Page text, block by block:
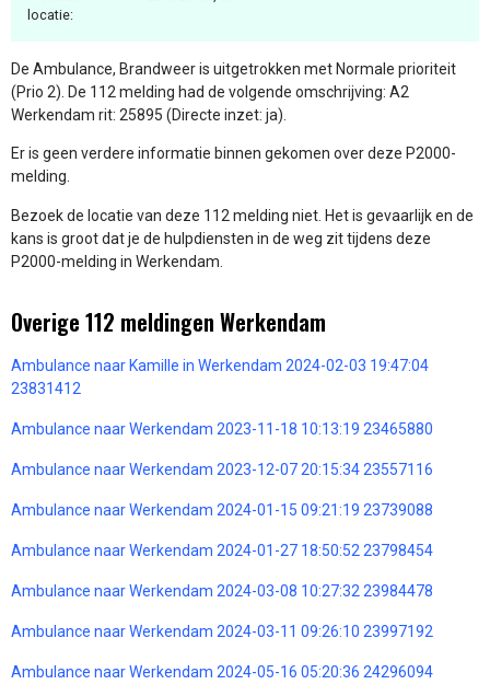
locatie:
De Ambulance, Brandweer is uitgetrokken met Normale prioriteit
(Prio 2). De 112 melding had de volgende omschrijving: A2
Werkendam rit: 25895 (Directe inzet: ja).
Er is geen verdere informatie binnen gekomen over deze P2000-
melding.
Bezoek de locatie van deze 112 melding niet. Het is gevaarlijk en de
kans is groot dat je de hulpdiensten in de weg zit tijdens deze
P2000-melding in Werkendam.
Overige 112 meldingen Werkendam
Ambulance naar Kamille in Werkendam 2024-02-03 19:47:04
23831412
Ambulance naar Werkendam 2023-11-18 10:13:19 23465880
Ambulance naar Werkendam 2023-12-07 20:15:34 23557116
Ambulance naar Werkendam 2024-01-15 09:21:19 23739088
Ambulance naar Werkendam 2024-01-27 18:50:52 23798454
Ambulance naar Werkendam 2024-03-08 10:27:32 23984478
Ambulance naar Werkendam 2024-03-11 09:26:10 23997192
Ambulance naar Werkendam 2024-05-16 05:20:36 24296094